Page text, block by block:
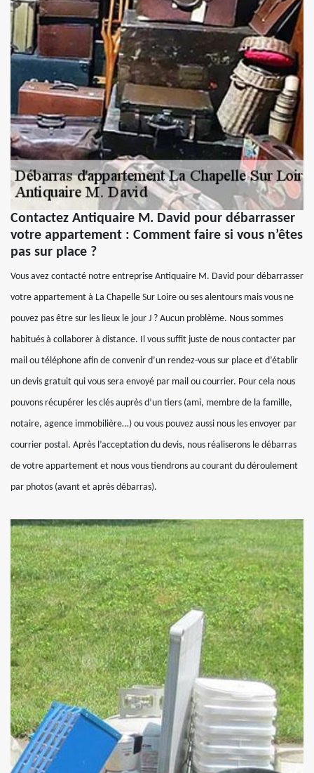
Contactez Antiquaire M. David pour débarrasser
votre appartement : Comment faire si vous n’êtes
pas sur place ?
Vous avez contacté notre entreprise Antiquaire M. David pour débarrasser
votre appartement à La Chapelle Sur Loire ou ses alentours mais vous ne
pouvez pas être sur les lieux le jour J ? Aucun problème. Nous sommes
habitués à collaborer à distance. Il vous suffit juste de nous contacter par
mail ou téléphone afin de convenir d’un rendez-vous sur place et d’établir
un devis gratuit qui vous sera envoyé par mail ou courrier. Pour cela nous
pouvons récupérer les clés auprès d’un tiers (ami, membre de la famille,
notaire, agence immobilière…) ou vous pouvez aussi nous les envoyer par
courrier postal. Après l’acceptation du devis, nous réaliserons le débarras
de votre appartement et nous vous tiendrons au courant du déroulement
par photos (avant et après débarras).